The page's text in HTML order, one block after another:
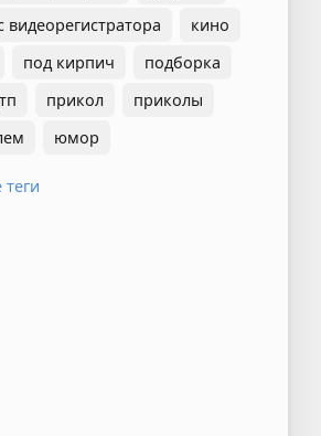
видеорегистратора
кино
под кирпич
подборка
прикол
приколы
юмор